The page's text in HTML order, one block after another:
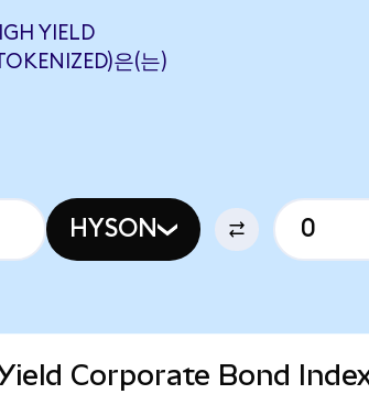
YIELD
은(는)
HYSON
Corporate Bond